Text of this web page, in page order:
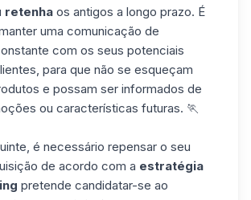
retenha os antigos a longo prazo. É
uma comunicação de
com os seus potenciais
para que não se esqueçam
e possam ser informados de
ou características futuras. 🏃
, é necessário repensar o seu
de acordo com a estratégia
pretende candidatar-se ao